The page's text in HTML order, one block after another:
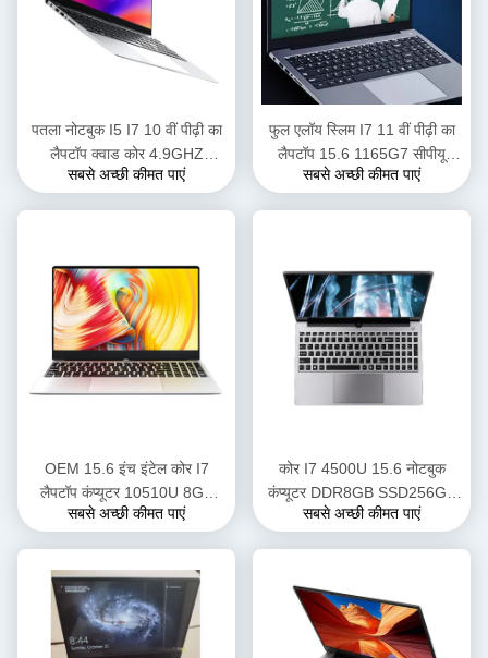
पतला नोटबुक I5 I7 10 वीं पीढ़ी का
लैपटॉप क्वाड कोर 4.9GHZ
8GB/16GB रैम 256GB SSD
सबसे अच्छी कीमत पाएं
फुल एलॉय स्लिम I7 11 वीं पीढ़ी का
लैपटॉप 15.6 1165G7 सीपीयू
फास्ट स्पीड फॉर डेट ट्रांसफर गेम
सबसे अच्छी कीमत पाएं
OEM 15.6 इंच इंटेल कोर I7
लैपटॉप कंप्यूटर 10510U 8GB
256GB नोटबुक
सबसे अच्छी कीमत पाएं
कोर I7 4500U 15.6 नोटबुक
कंप्यूटर DDR8GB SSD256GB
स्कूल इंटेल कोर I7 गेमिंग पीसी के लिए
सबसे अच्छी कीमत पाएं